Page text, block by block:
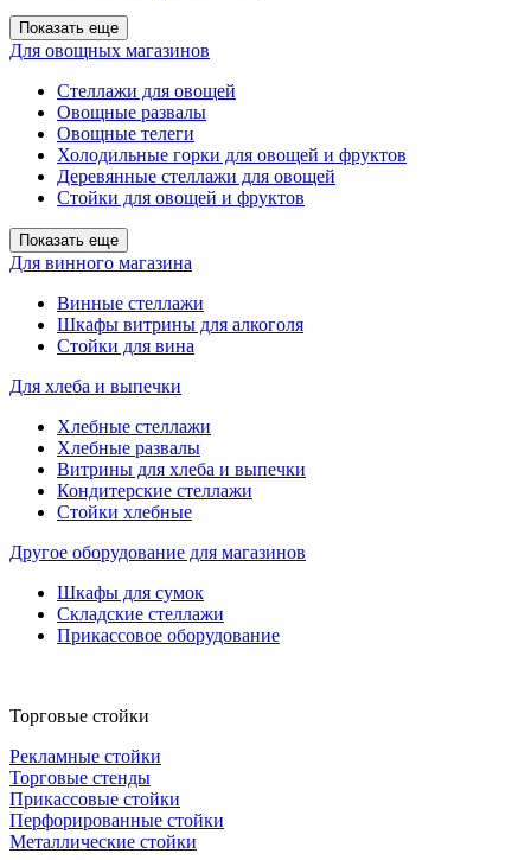
Показать еще
Для овощных магазинов
Стеллажи для овощей
Овощные развалы
Овощные телеги
Холодильные горки для овощей и фруктов
Деревянные стеллажи для овощей
Стойки для овощей и фруктов
Показать еще
Для винного магазина
Винные стеллажи
Шкафы витрины для алкоголя
Стойки для вина
Для хлеба и выпечки
Хлебные стеллажи
Хлебные развалы
Витрины для хлеба и выпечки
Кондитерские стеллажи
Стойки хлебные
Другое оборудование для магазинов
Шкафы для сумок
Складские стеллажи
Прикассовое оборудование
Торговые стойки
Рекламные стойки
Торговые стенды
Прикассовые стойки
Перфорированные стойки
Металлические стойки